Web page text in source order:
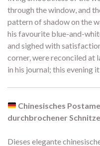
through the window, and
pattern of shadow on the
his favourite blue-and-
and sighed with
corner, were reconciled at
in his journal; this evening
Chinesisches
durchbrochener
Dieses elegante